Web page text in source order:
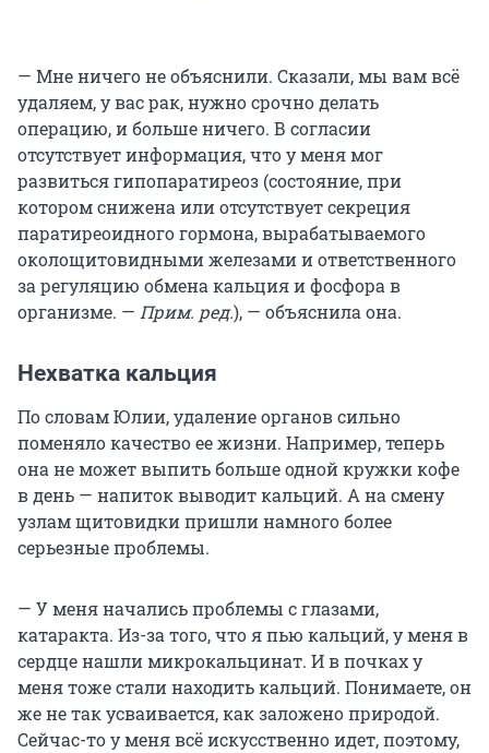
— Мне ничего не объяснили. Сказали, мы вам всё
удаляем, у вас рак, нужно срочно делать
операцию, и больше ничего. В согласии
отсутствует информация, что у меня мог
развиться гипопаратиреоз (состояние, при
котором снижена или отсутствует секреция
паратиреоидного гормона, вырабатываемого
околощитовидными железами и ответственного
за регуляцию обмена кальция и фосфора в
организме. — Прим. ред.), — объяснила она.
Нехватка кальция
По словам Юлии, удаление органов сильно
поменяло качество ее жизни. Например, теперь
она не может выпить больше одной кружки кофе
в день — напиток выводит кальций. А на смену
узлам щитовидки пришли намного более
серьезные проблемы.
— У меня начались проблемы с глазами,
катаракта. Из-за того, что я пью кальций, у меня в
сердце нашли микрокальцинат. И в почках у
меня тоже стали находить кальций. Понимаете, он
же не так усваивается, как заложено природой.
Сейчас-то у меня всё искусственно идет, поэтому,